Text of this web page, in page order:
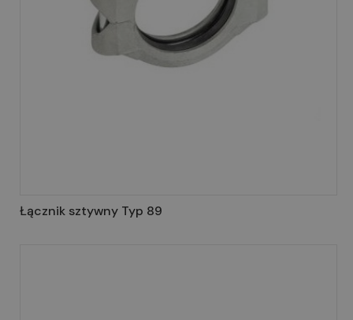
Łącznik sztywny Typ 89